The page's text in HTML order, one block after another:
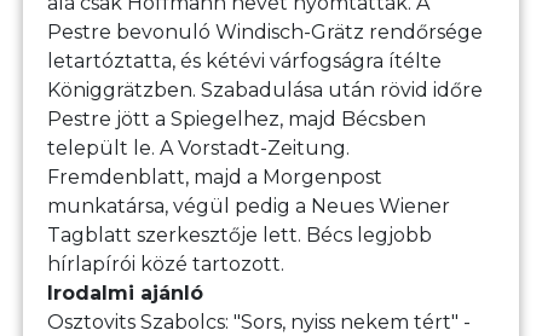
Pestre bevonuló Windisch-Grätz rendőrsége
letartóztatta, és kétévi várfogságra ítélte
Königgrätzben. Szabadulása után rövid időre
Pestre jött a Spiegelhez, majd Bécsben
települt le. A Vorstadt-Zeitung.
Fremdenblatt, majd a Morgenpost
munkatársa, végül pedig a Neues Wiener
Tagblatt szerkesztője lett. Bécs legjobb
hírlapírói közé tartozott.
Irodalmi ajánló
Osztovits Szabolcs: "Sors, nyiss nekem tért" -